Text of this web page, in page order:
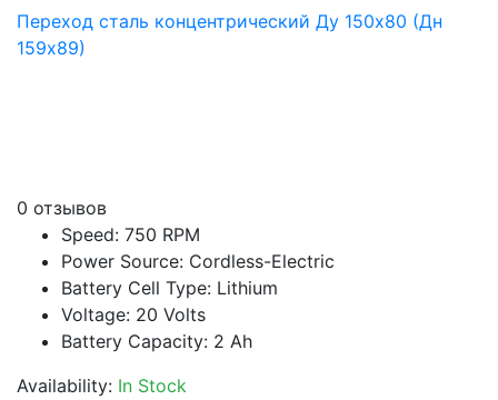
Переход сталь концентрический Ду 150х80 (Дн
159х89)
0 отзывов
Speed: 750 RPM
Power Source: Cordless-Electric
Battery Cell Type: Lithium
Voltage: 20 Volts
Battery Capacity: 2 Ah
Availability: In Stock